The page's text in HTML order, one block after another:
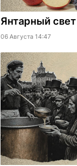
Янтарный
06 Августа 14:47